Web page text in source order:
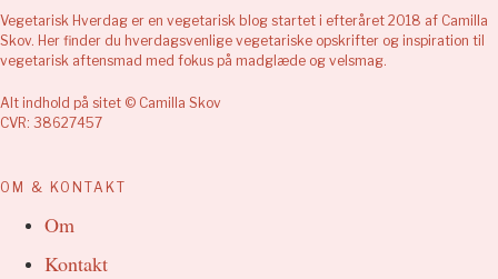
Vegetarisk Hverdag er en vegetarisk blog startet i efteråret 2018 af Camilla
Skov. Her finder du hverdagsvenlige vegetariske opskrifter og inspiration til
vegetarisk aftensmad med fokus på madglæde og velsmag.
Alt indhold på sitet © Camilla Skov
CVR: 38627457
OM & KONTAKT
Om
Kontakt